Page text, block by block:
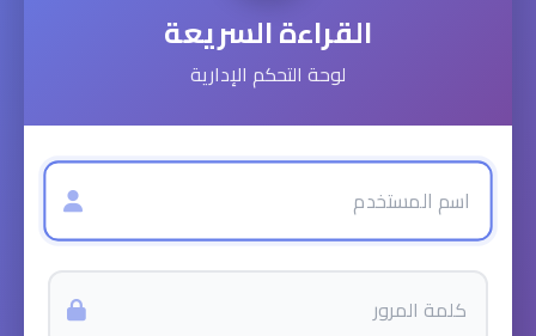
القراءة السريعة
لوحة التحكم الإدارية